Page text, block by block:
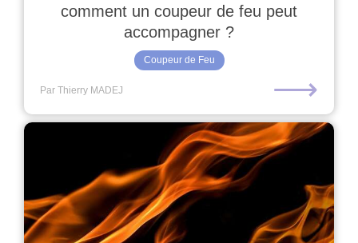
comment un coupeur de feu peut
accompagner ?
Coupeur de Feu
Par Thierry MADEJ ⟶